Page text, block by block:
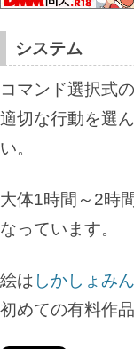
システム
コマンド選択式
適切な行動を選
い。
大体1時間～2時
なっています。
絵は しかしょみん
初めての有料作